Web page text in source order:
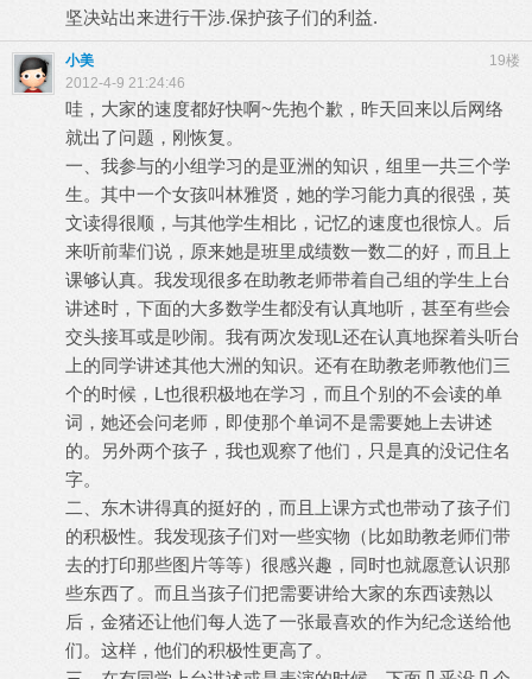
坚决站出来进行干涉.保护孩子们的利益.
19楼
小美
2012-4-9 21:24:46
哇，大家的速度都好快啊~先抱个歉，昨天回来以后网络
就出了问题，刚恢复。
一、我参与的小组学习的是亚洲的知识，组里一共三个学
生。其中一个女孩叫林雅贤，她的学习能力真的很强，英
文读得很顺，与其他学生相比，记忆的速度也很惊人。后
来听前辈们说，原来她是班里成绩数一数二的好，而且上
课够认真。我发现很多在助教老师带着自己组的学生上台
讲述时，下面的大多数学生都没有认真地听，甚至有些会
交头接耳或是吵闹。我有两次发现L还在认真地探着头听台
上的同学讲述其他大洲的知识。还有在助教老师教他们三
个的时候，L也很积极地在学习，而且个别的不会读的单
词，她还会问老师，即使那个单词不是需要她上去讲述
的。另外两个孩子，我也观察了他们，只是真的没记住名
字。
二、东木讲得真的挺好的，而且上课方式也带动了孩子们
的积极性。我发现孩子们对一些实物（比如助教老师们带
去的打印那些图片等等）很感兴趣，同时也就愿意认识那
些东西了。而且当孩子们把需要讲给大家的东西读熟以
后，金猪还让他们每人选了一张最喜欢的作为纪念送给他
们。这样，他们的积极性更高了。